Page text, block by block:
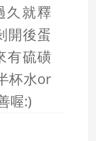
久就釋
開後蛋
有硫磺
杯水or
喔:)